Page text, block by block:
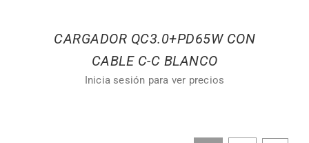
CARGADOR QC3.0+PD65W CON
CABLE C-C BLANCO
Inicia sesión para ver precios